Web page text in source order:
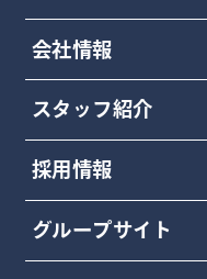
会社情報
スタッフ紹介
採用情報
グループサイト